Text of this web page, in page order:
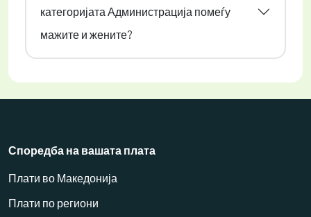
категоријата Администрација помеѓу
мажите и жените?
Споредба на вашата плата
Плати во Македонија
Плати по региони